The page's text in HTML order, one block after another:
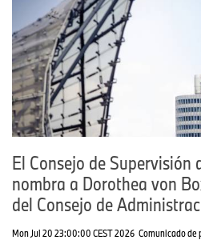
El Consejo de Supervisión
nombra a Dorothea von
del Consejo de
Mon Jul 20 23:00:00 CEST 2026 Comunicado de